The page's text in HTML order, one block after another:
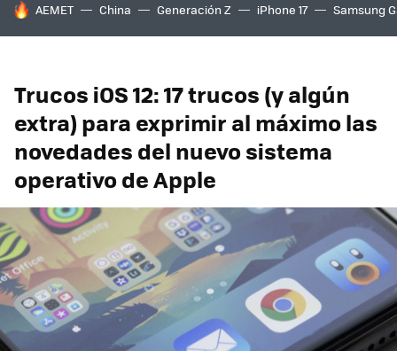
HOY SE HABLA DE
AEMET China Generación Z iPhone 17 Samsung
Trucos iOS 12: 17 trucos (y algún
extra) para exprimir al máximo las
novedades del nuevo sistema
operativo de Apple